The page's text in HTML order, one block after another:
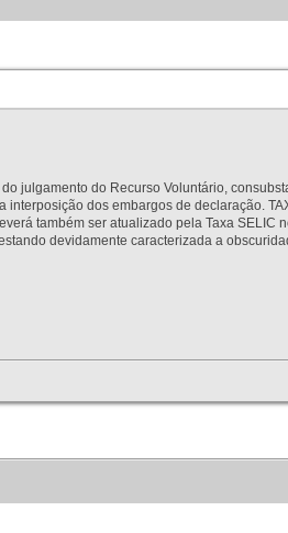
julgamento do Recurso Voluntário,
dos embargos de declaração.
também ser atualizado pela Taxa SELIC
devidamente caracterizada a